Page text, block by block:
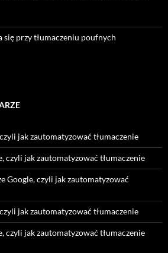
się przy tłumaczeniu poufnych
jak zautomatyzować tłumaczenie
czyli jak zautomatyzować tłumaczenie
Google, czyli jak zautomatyzować
jak zautomatyzować tłumaczenie
czyli jak zautomatyzować tłumaczenie